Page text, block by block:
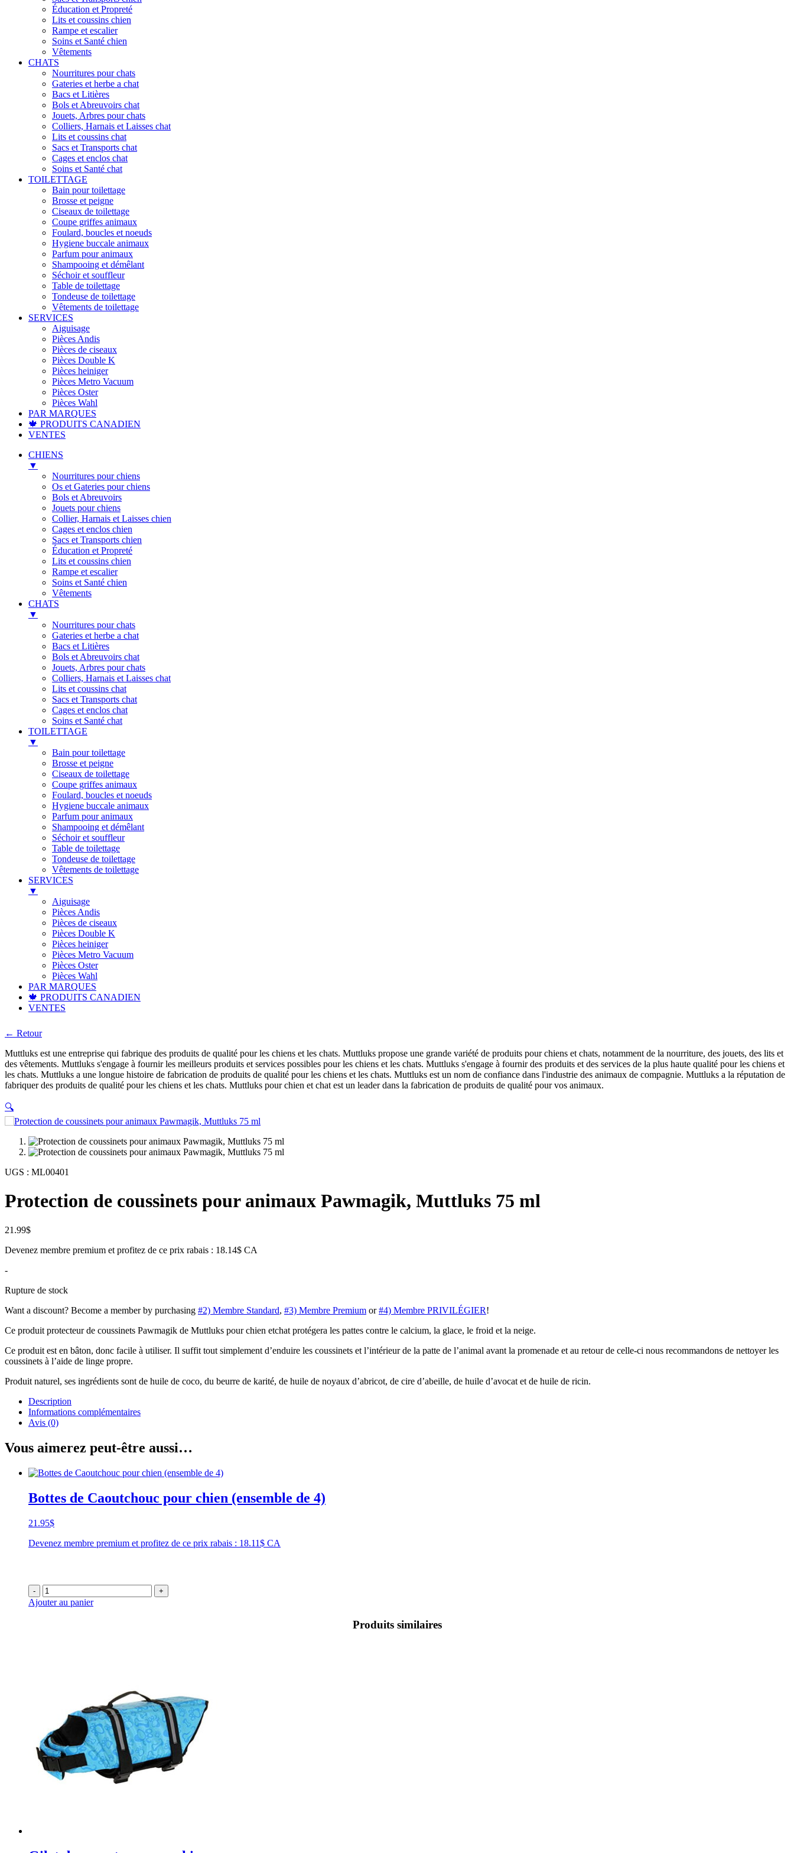
Éducation et Propreté
Lits et coussins chien
Rampe et escalier
Soins et Santé chien
Vêtements
CHATS
Nourritures pour chats
Gateries et herbe a chat
Bacs et Litières
Bols et Abreuvoirs chat
Jouets, Arbres pour chats
Colliers, Harnais et Laisses chat
Lits et coussins chat
Sacs et Transports chat
Cages et enclos chat
Soins et Santé chat
TOILETTAGE
Bain pour toilettage
Brosse et peigne
Ciseaux de toilettage
Coupe griffes animaux
Foulard, boucles et noeuds
Hygiene buccale animaux
Parfum pour animaux
Shampooing et démêlant
Séchoir et souffleur
Table de toilettage
Tondeuse de toilettage
Vêtements de toilettage
SERVICES
Aiguisage
Pièces Andis
Pièces de ciseaux
Pièces Double K
Pièces heiniger
Pièces Metro Vacuum
Pièces Oster
Pièces Wahl
PAR MARQUES
🍁 PRODUITS CANADIEN
VENTES
CHIENS
▼
Nourritures pour chiens
Os et Gateries pour chiens
Bols et Abreuvoirs
Jouets pour chiens
Collier, Harnais et Laisses chien
Cages et enclos chien
Sacs et Transports chien
Éducation et Propreté
Lits et coussins chien
Rampe et escalier
Soins et Santé chien
Vêtements
CHATS
▼
Nourritures pour chats
Gateries et herbe a chat
Bacs et Litières
Bols et Abreuvoirs chat
Jouets, Arbres pour chats
Colliers, Harnais et Laisses chat
Lits et coussins chat
Sacs et Transports chat
Cages et enclos chat
Soins et Santé chat
TOILETTAGE
▼
Bain pour toilettage
Brosse et peigne
Ciseaux de toilettage
Coupe griffes animaux
Foulard, boucles et noeuds
Hygiene buccale animaux
Parfum pour animaux
Shampooing et démêlant
Séchoir et souffleur
Table de toilettage
Tondeuse de toilettage
Vêtements de toilettage
SERVICES
▼
Aiguisage
Pièces Andis
Pièces de ciseaux
Pièces Double K
Pièces heiniger
Pièces Metro Vacuum
Pièces Oster
Pièces Wahl
PAR MARQUES
🍁 PRODUITS CANADIEN
VENTES
← Retour
Muttluks est une entreprise qui fabrique des produits de qualité pour les chiens et les chats. Muttluks propose une grande variété de produits pour chiens et chats, notamment de la nourriture, des jouets, des lits et
des vêtements. Muttluks s'engage à fournir les meilleurs produits et services possibles pour les chiens et les chats. Muttluks s'engage à fournir des produits et des services de la plus haute qualité pour les chiens et
les chats. Muttluks a une longue histoire de fabrication de produits de qualité pour les chiens et les chats. Muttluks est un nom de confiance dans l'industrie des animaux de compagnie. Muttluks a la réputation de
fabriquer des produits de qualité pour les chiens et les chats. Muttluks pour chien et chat est un leader dans la fabrication de produits de qualité pour vos animaux.
🔍
UGS : ML00401
Protection de coussinets pour animaux Pawmagik, Muttluks 75 ml
21.99$
Devenez membre premium et profitez de ce prix rabais : 18.14$ CA
-
Rupture de stock
Want a discount? Become a member by purchasing #2) Membre Standard, #3) Membre Premium or#4) Membre PRIVILÉGIER!
Ce produit protecteur de coussinets Pawmagik de Muttluks pour chien etchat protégera les pattes contre le calcium, la glace, le froid et la neige.
Ce produit est en bâton, donc facile à utiliser. Il suffit tout simplement d’enduire les coussinets et l’intérieur de la patte de l’animal avant la promenade et au retour de celle-ci nous recommandons de nettoyer les
coussinets à l’aide de linge propre.
Produit naturel, ses ingrédients sont de huile de coco, du beurre de karité, de huile de noyaux d’abricot, de cire d’abeille, de huile d’avocat et de huile de ricin.
Description
Informations complémentaires
Avis (0)
Vous aimerez peut-être aussi…
Bottes de Caoutchouc pour chien (ensemble de 4)
21.95$
Devenez membre premium et profitez de ce prix rabais : 18.11$ CA
- +
Ajouter au panier
Produits similaires